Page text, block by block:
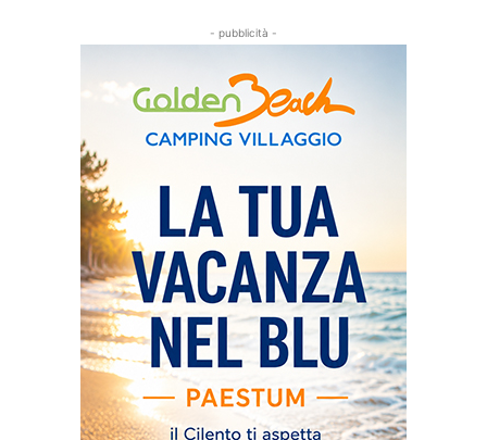
- pubblicità -